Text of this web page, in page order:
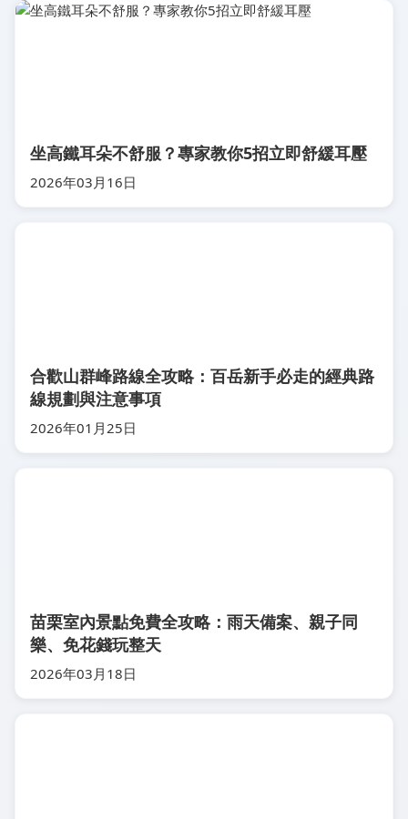
坐高鐵耳朵不舒服？專家教你5招立即舒緩耳壓
2026年03月16日
合歡山群峰路線全攻略：百岳新手必走的經典路
線規劃與注意事項
2026年01月25日
苗栗室內景點免費全攻略：雨天備案、親子同
樂、免花錢玩整天
2026年03月18日